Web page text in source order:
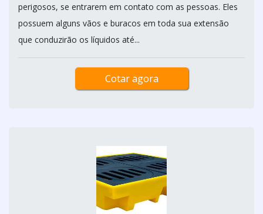
perigosos, se entrarem em contato com as pessoas. Eles
possuem alguns vãos e buracos em toda sua extensão
que conduzirão os líquidos até...
Cotar agora